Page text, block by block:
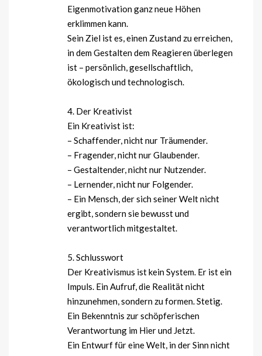
Eigenmotivation ganz neue Höhen
erklimmen kann.
Sein Ziel ist es, einen Zustand zu erreichen,
in dem Gestalten dem Reagieren überlegen
ist – persönlich, gesellschaftlich,
ökologisch und technologisch.
4. Der Kreativist
Ein Kreativist ist:
– Schaffender, nicht nur Träumender.
– Fragender, nicht nur Glaubender.
– Gestaltender, nicht nur Nutzender.
– Lernender, nicht nur Folgender.
– Ein Mensch, der sich seiner Welt nicht
ergibt, sondern sie bewusst und
verantwortlich mitgestaltet.
5. Schlusswort
Der Kreativismus ist kein System. Er ist ein
Impuls. Ein Aufruf, die Realität nicht
hinzunehmen, sondern zu formen. Stetig.
Ein Bekenntnis zur schöpferischen
Verantwortung im Hier und Jetzt.
Ein Entwurf für eine Welt, in der Sinn nicht